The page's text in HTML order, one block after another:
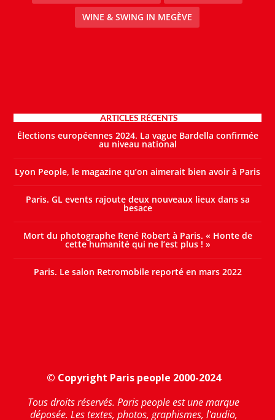
WINE & SWING IN MEGÈVE
ARTICLES RÉCENTS
Élections européennes 2024. La vague Bardella confirmée
au niveau national
Lyon People, le magazine qu’on aimerait bien avoir à Paris
Paris. GL events rajoute deux nouveaux lieux dans sa
besace
Mort du photographe René Robert à Paris. « Honte de
cette humanité qui ne l’est plus ! »
Paris. Le salon Retromobile reporté en mars 2022
© Copyright Paris people 2000-2024
Tous droits réservés. Paris people est une marque
déposée. Les textes, photos, graphismes, l'audio,